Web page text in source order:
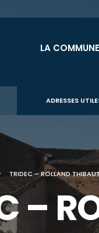
LA COMMUNE
ADRESSES
TRIDEC – ROLLAND
–